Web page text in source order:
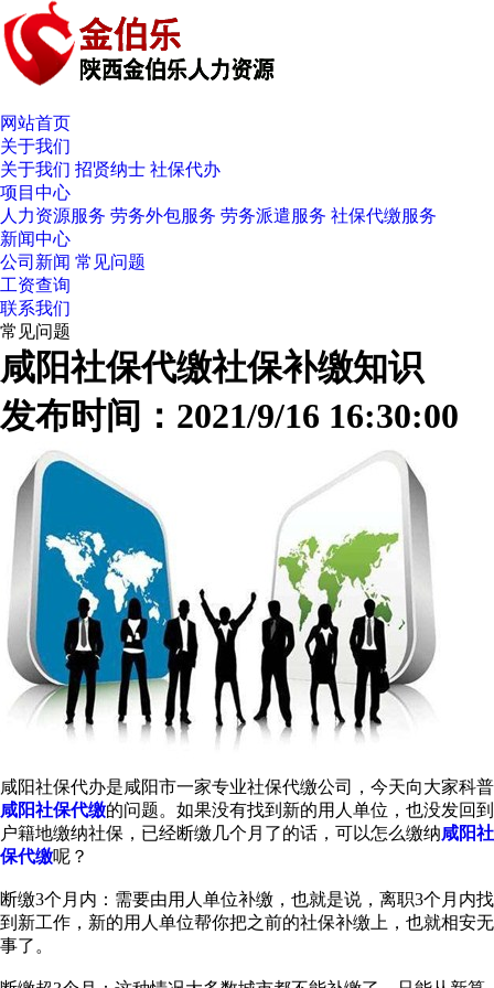
网站首页
关于我们
关于我们 招贤纳士 社保代办
项目中心
人力资源服务 劳务外包服务 劳务派遣服务 社保代缴服务
新闻中心
公司新闻 常见问题
工资查询
联系我们
常见问题
咸阳社保代缴社保补缴知识
发布时间：2021/9/16 16:30:00
咸阳社保代办是咸阳市一家专业社保代缴公司，今天向大家科普
咸阳社保代缴的问题。如果没有找到新的用人单位，也没发回到
户籍地缴纳社保，已经断缴几个月了的话，可以怎么缴纳咸阳社
保代缴呢？
断缴3个月内：需要由用人单位补缴，也就是说，离职3个月内找
到新工作，新的用人单位帮你把之前的社保补缴上，也就相安无
事了。